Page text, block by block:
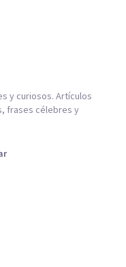
y curiosos. Artículos
frases célebres y